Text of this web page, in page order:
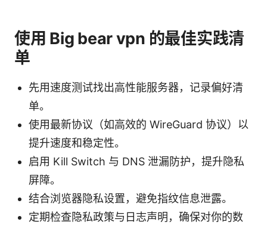
使用 Big bear vpn 的最佳实践清
单
先用速度测试找出高性能服务器，记录偏好清
单。
使用最新协议（如高效的 WireGuard 协议）以
提升速度和稳定性。
启用 Kill Switch 与 DNS 泄漏防护，提升隐私
屏障。
结合浏览器隐私设置，避免指纹信息泄露。
定期检查隐私政策与日志声明，确保对你的数